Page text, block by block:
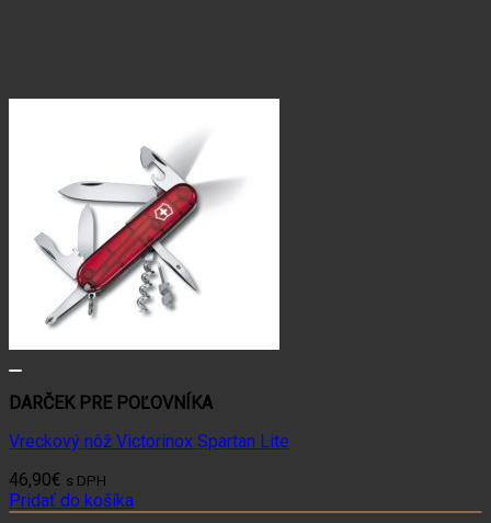
DARČEK PRE POĽOVNÍKA
Vreckový nôž Victorinox Spartan Lite
46,90€ s DPH
Pridať do košíka